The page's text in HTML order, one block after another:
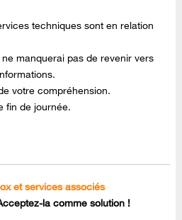
techniques sont en relation
manquerai pas de revenir vers
votre compréhension.
fin de journée.
et services associés
la comme solution !